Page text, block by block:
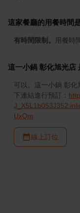
這家餐廳的用餐時間
有時間限制。 用餐時
這一小鍋 彰化旭光店
可以。這一小鍋 彰
下連結進行預訂：
UxQm
線上訂位